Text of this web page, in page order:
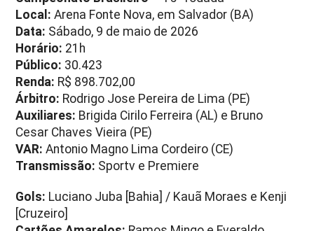
Local: Arena Fonte Nova, em Salvador (BA)
Data: Sábado, 9 de maio de 2026
Horário: 21h
Público: 30.423
Renda: R$ 898.702,00
Árbitro: Rodrigo Jose Pereira de Lima (PE)
Auxiliares: Brigida Cirilo Ferreira (AL) e Bruno
Cesar Chaves Vieira (PE)
VAR: Antonio Magno Lima Cordeiro (CE)
Transmissão: Sportv e Premiere
Gols: Luciano Juba [Bahia] / Kauã Moraes e Kenji
[Cruzeiro]